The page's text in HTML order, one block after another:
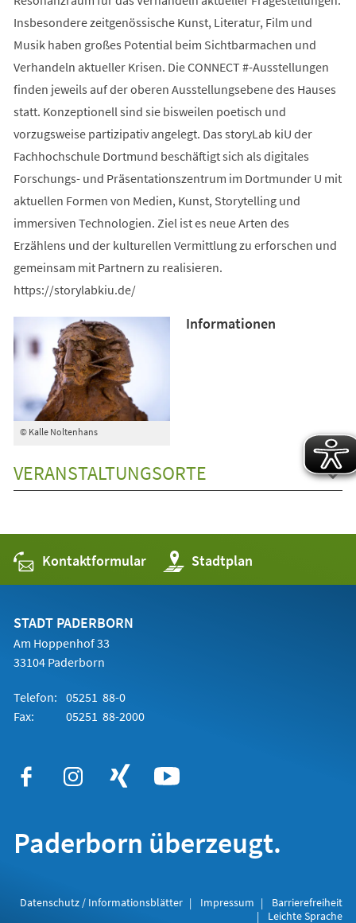
Insbesondere zeitgenössische Kunst, Literatur, Film und
Musik haben großes Potential beim Sichtbarmachen und
Verhandeln aktueller Krisen. Die CONNECT #-Ausstellungen
finden jeweils auf der oberen Ausstellungsebene des Hauses
statt. Konzeptionell sind sie bisweilen poetisch und
vorzugsweise partizipativ angelegt. Das storyLab kiU der
Fachhochschule Dortmund beschäftigt sich als digitales
Forschungs- und Präsentationszentrum im Dortmunder U mit
aktuellen Formen von Medien, Kunst, Storytelling und
immersiven Technologien. Ziel ist es neue Arten des
Erzählens und der kulturellen Vermittlung zu erforschen und
gemeinsam mit Partnern zu realisieren.
https://storylabkiu.de/
© Kalle Noltenhans
Informationen
VERANSTALTUNGSORTE
Kontaktformular Stadtplan
(Öffnet
in
einem
STADT PADERBORN
Am Hoppenhof 33
33104 Paderborn
Telefon: 05251 88-0
Fax:
05251 88-2000
Paderborn überzeugt.
Datenschutz / Informationsblätter Impressum
Barrierefreiheit
Leichte Sprache